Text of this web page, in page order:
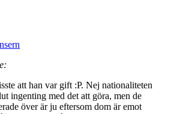
att han var gift :P. Nej nationaliteten
ingenting med det att göra, men de
över är ju eftersom dom är emot